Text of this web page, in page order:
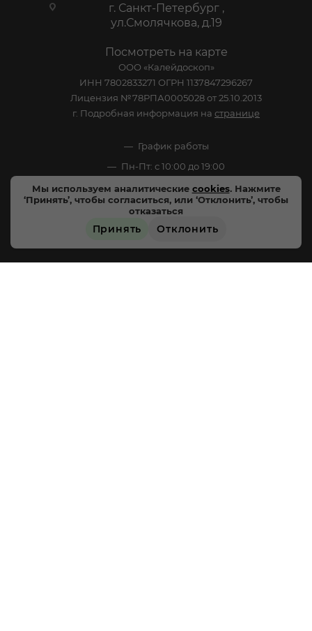
Мы используем аналитические cookies. Нажмите
‘Принять’, чтобы согласиться, или ‘Отклонить’, чтобы
отказаться
Принять Отклонить
г. Санкт-Петербург ,
ул.Смолячкова, д.19
Посмотреть на карте
ООО «Калейдоскоп»
ИНН 7802833271 ОГРН 1137847296267
Лицензия №78РПА0005028 от 25.10.2013
г. Подробная информация на странице
График работы
Пн-Пт: с 10:00 до 19:00
Сб: Выходной
Вс: Выходной